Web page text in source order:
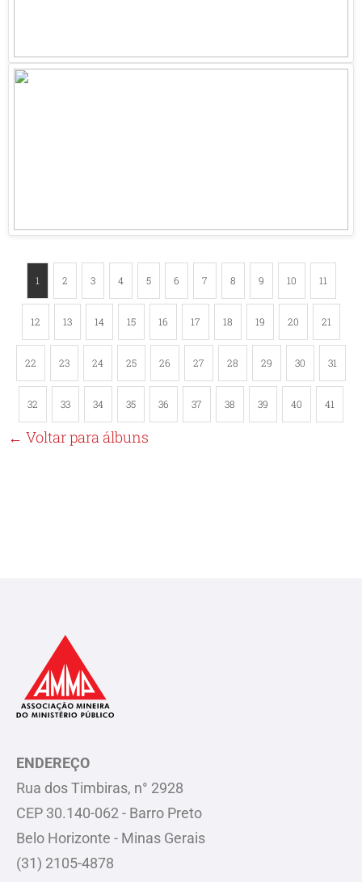
1 2 3 4 5 6 7 8 9 10 11
12 13 14 15 16 17 18 19 20 21
22 23 24 25 26 27 28 29 30 31
32 33 34 35 36 37 38 39 40 41
← Voltar para álbuns
ENDEREÇO
Rua dos Timbiras, n° 2928
CEP 30.140-062 - Barro Preto
Belo Horizonte - Minas Gerais
(31) 2105-4878